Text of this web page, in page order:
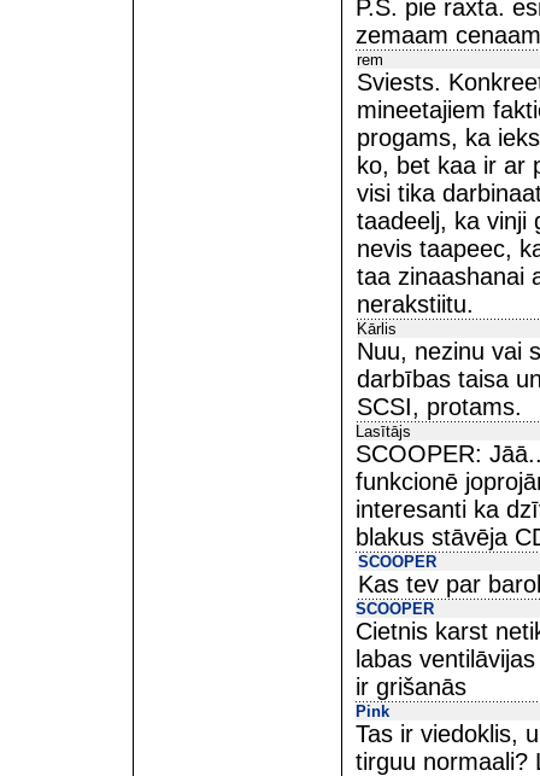
P.S. pie raxta.
zemaam
rem
Sviests.
mineetajiem
progams, ka
ko, bet kaa ir ar
visi tika
taadeelj, ka vinji
nevis taapeec,
taa zinaashanai
nerakstiitu.
Kārlis
Nuu, nezinu vai
darbības taisa
SCSI, protams.
Lasītājs
SCOOPER:
funkcionē
interesanti ka
blakus stāvēja
SCOOPER
Kas tev par
SCOOPER
Cietnis karst
labas
ir grišanās
Pink
Tas ir viedoklis,
tirguu normaali?